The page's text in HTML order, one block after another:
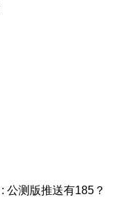
: 公测版推送有185？